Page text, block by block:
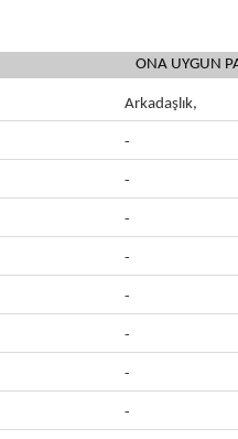
ONA UYGUN
Arkadaşlık,
-
-
-
-
-
-
-
-